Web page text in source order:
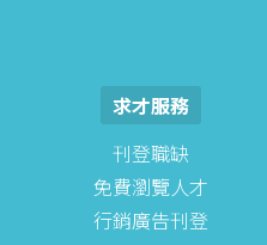
求才服務
刊登職缺
免費瀏覽人才
行銷廣告刊登